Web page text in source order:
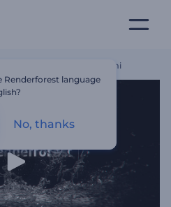
Su Sıçratma Logo Göserimi
Renderforest language
No, thanks